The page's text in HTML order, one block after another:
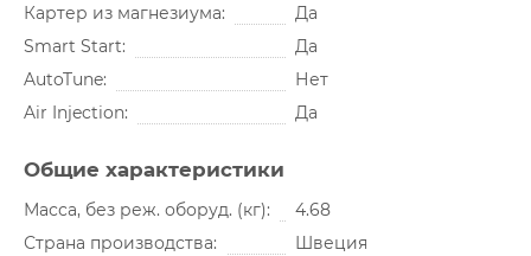
Картер из магнезиума
Да
Smart Start
Да
AutoTune
Нет
Air Injection
Да
Общие характеристики
Масса, без реж. оборуд. (кг)
4.68
Страна производства
Швеция